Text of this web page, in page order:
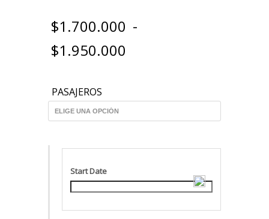
$1.700.000 -
$1.950.000
precios:
desde
$1.700.000
$1.950.000
PASAJEROS
Start Date